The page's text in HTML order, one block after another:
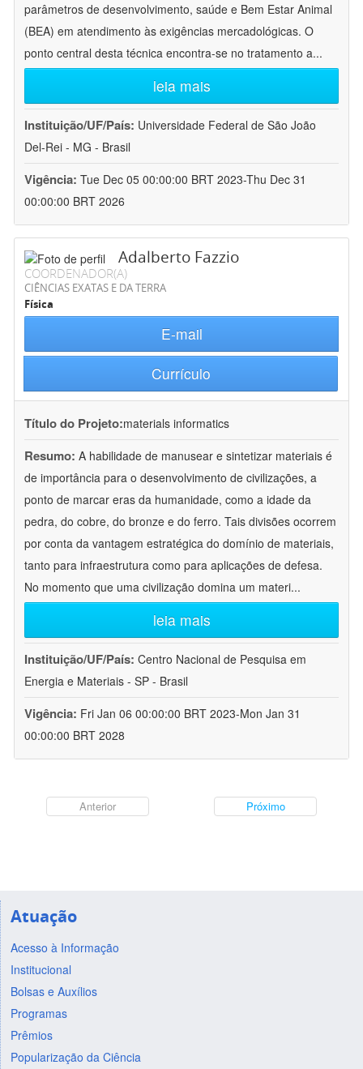
parâmetros de desenvolvimento, saúde e Bem Estar Animal
(BEA) em atendimento às exigências mercadológicas. O
ponto central desta técnica encontra-se no tratamento a...
leia mais
Instituição/UF/País: Universidade Federal de São João
Del-Rei - MG - Brasil
Vigência: Tue Dec 05 00:00:00 BRT 2023-Thu Dec 31
00:00:00 BRT 2026
Adalberto Fazzio
COORDENADOR(A)
CIÊNCIAS EXATAS E DA TERRA
Física
E-mail
Currículo
Título do Projeto:materials informatics
Resumo: A habilidade de manusear e sintetizar materiais é
de importância para o desenvolvimento de civilizações, a
ponto de marcar eras da humanidade, como a idade da
pedra, do cobre, do bronze e do ferro. Tais divisões ocorrem
por conta da vantagem estratégica do domínio de materiais,
tanto para infraestrutura como para aplicações de defesa.
No momento que uma civilização domina um materi...
leia mais
Instituição/UF/País: Centro Nacional de Pesquisa em
Energia e Materiais - SP - Brasil
Vigência: Fri Jan 06 00:00:00 BRT 2023-Mon Jan 31
00:00:00 BRT 2028
Anterior Próximo
Atuação
Acesso à Informação
Institucional
Bolsas e Auxílios
Programas
Prêmios
Popularização da Ciência